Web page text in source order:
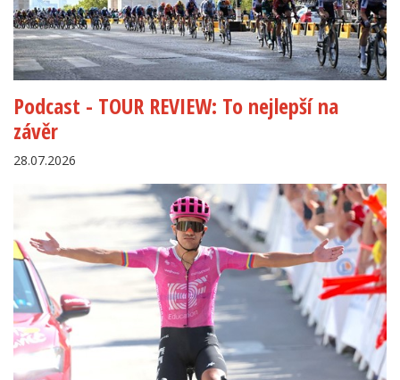
Podcast - TOUR REVIEW: To nejlepší na
závěr
28.07.2026